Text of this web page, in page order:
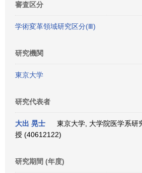
審査区分
学術変革領域研究区分(Ⅲ)
研究機関
東京大学
研究代表者
大出 晃士
東京大学, 大学院医学系研
授 (40612122)
研究期間 (年度)